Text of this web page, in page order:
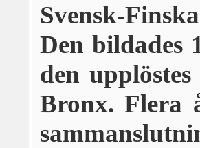
Svensk-
Den bildades
den
Bronx. Flera